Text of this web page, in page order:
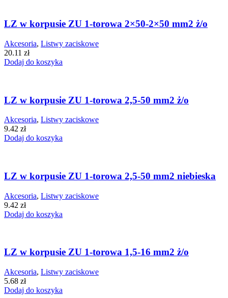
LZ w korpusie ZU 1-torowa 2×50-2×50 mm2 ż/o
Akcesoria, Listwy zaciskowe
20.11 zł
Dodaj do koszyka
LZ w korpusie ZU 1-torowa 2,5-50 mm2 ż/o
Akcesoria, Listwy zaciskowe
9.42 zł
Dodaj do koszyka
LZ w korpusie ZU 1-torowa 2,5-50 mm2 niebieska
Akcesoria, Listwy zaciskowe
9.42 zł
Dodaj do koszyka
LZ w korpusie ZU 1-torowa 1,5-16 mm2 ż/o
Akcesoria, Listwy zaciskowe
5.68 zł
Dodaj do koszyka